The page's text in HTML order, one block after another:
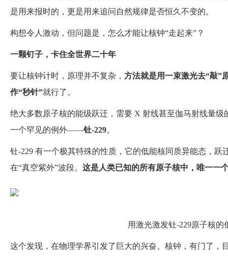
是用来报时的，更是用来追问自然规律是否恒久不变的。
构想令人激动，但问题是，怎么才能让核钟“走起来”？
一颗钉子，卡住全世界二十年
要让核钟计时，原理并不复杂， 方法就是用一束激光去“敲”
作“秒针”就行了。
绝大多数原子核的能级跃迁，需要 X 射线甚至伽马射线量
一个罕见的例外——钍-229。
钍-229 有一个极其特殊的性质，它的低能核同质异能态，跃
在“真空紫外”波段。 这是人类已知的所有原子核中，唯一一
用激光激发钍-229原子核
这个发现，在物理学界引发了巨大的兴奋。核钟，有门了，